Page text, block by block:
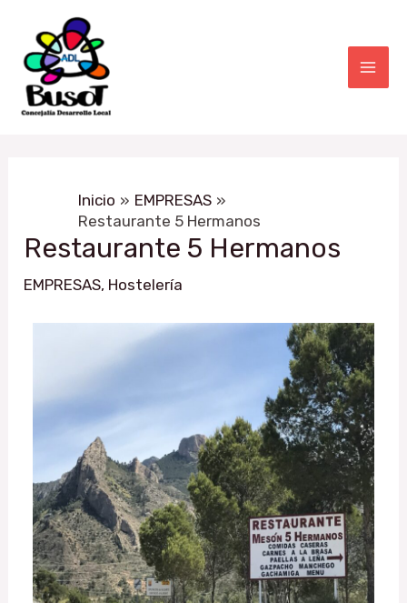
contenido
Inicio
EMPRESAS
Restaurante 5 Hermanos
Restaurante 5 Hermanos
EMPRESAS, Hostelería
Navegación
entradas